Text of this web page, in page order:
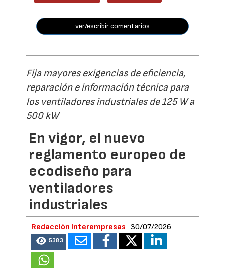
ver/escribir comentarios
Fija mayores exigencias de eficiencia,
reparación e información técnica para
los ventiladores industriales de 125 W a
500 kW
En vigor, el nuevo
reglamento europeo de
ecodiseño para
ventiladores
industriales
Redacción Interempresas 30/07/2026
5383